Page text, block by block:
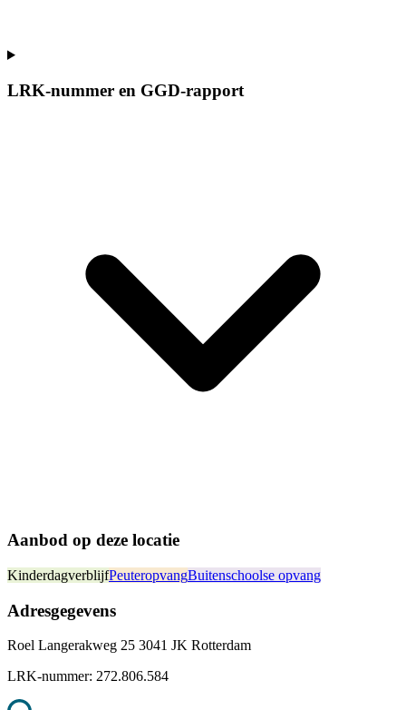
LRK-nummer en GGD-rapport
Aanbod op deze locatie
KinderdagverblijfPeuteropvangBuitenschoolse opvang
Adresgegevens
Roel Langerakweg 25 3041 JK Rotterdam
LRK-nummer: 272.806.584